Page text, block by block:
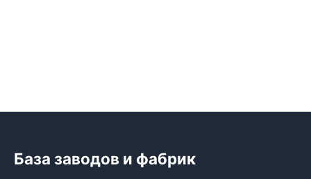
База заводов и фабрик